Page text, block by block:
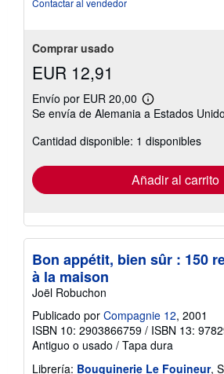
Contactar al vendedor
Comprar usado
EUR 12,91
Envío por EUR 20,00
Más
información
las
tarifas
envío
Se envía de Alemania a Estados
Cantidad disponible: 1 disponibles
Añadir al carrito
Bon appétit, bien sûr : 150
à la maison
Joël Robuchon
Publicado por Compagnie 12, 2001
ISBN 10: 2903866759 / ISBN 13:
Antiguo o usado / Tapa dura
Librería: Bouquinerie Le Fouineur,